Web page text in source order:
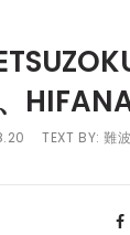
TEXT BY:難波